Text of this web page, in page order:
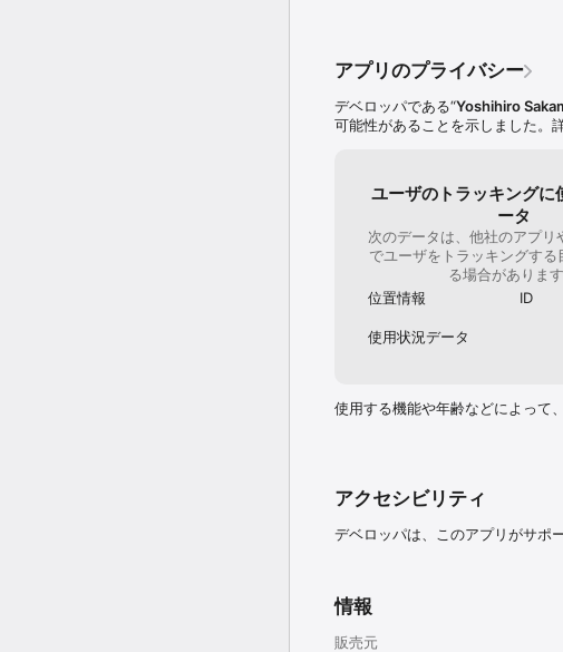
【以前のアップデート（V2.2.0）
画面左上の月の表示デザインを選
V1.9 以前の「クラシック」デザ
また、プライバシーと広告の同
シー規則（GDPR）に準拠し、対
- 対象地域（EEA・英国）では、
- 同意しない場合は、分析データ
- 旧暦の表示に対応しました（設
- あわせて、細かな不具合の修正
アプリのプライバシー
デベロッパである“Yoshihiro
可能性があることを示しました。
ユーザのトラッキングに
ータ
次のデータは、他社のアプリ
でユーザをトラッキングする
る場合があります
位置情報
ID
使用状況データ
使用する機能や年齢などによって
アクセシビリティ
デベロッパは、このアプリがサポ
情報
販売元